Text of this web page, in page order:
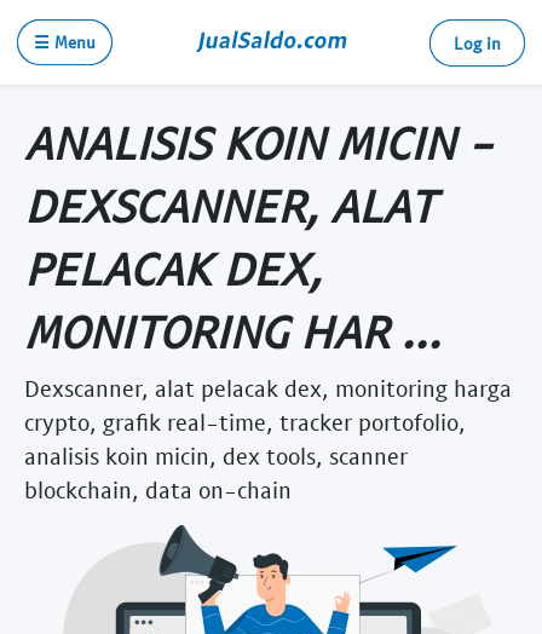
☰ Menu Log in
ANALISIS KOIN MICIN -
DEXSCANNER, ALAT
PELACAK DEX,
MONITORING HAR ...
Dexscanner, alat pelacak dex, monitoring harga
crypto, grafik real-time, tracker portofolio,
analisis koin micin, dex tools, scanner
blockchain, data on-chain